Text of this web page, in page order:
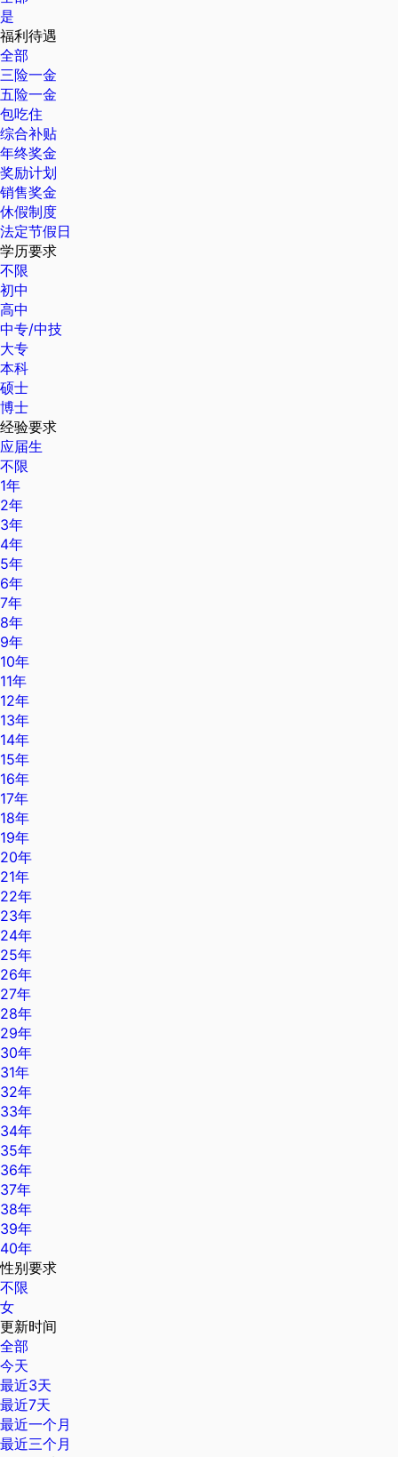
是
福利待遇
全部
三险一金
五险一金
包吃住
综合补贴
年终奖金
奖励计划
销售奖金
休假制度
法定节假日
学历要求
不限
初中
高中
中专/中技
大专
本科
硕士
博士
经验要求
应届生
不限
1年
2年
3年
4年
5年
6年
7年
8年
9年
10年
11年
12年
13年
14年
15年
16年
17年
18年
19年
20年
21年
22年
23年
24年
25年
26年
27年
28年
29年
30年
31年
32年
33年
34年
35年
36年
37年
38年
39年
40年
性别要求
不限
女
更新时间
全部
今天
最近3天
最近7天
最近一个月
最近三个月